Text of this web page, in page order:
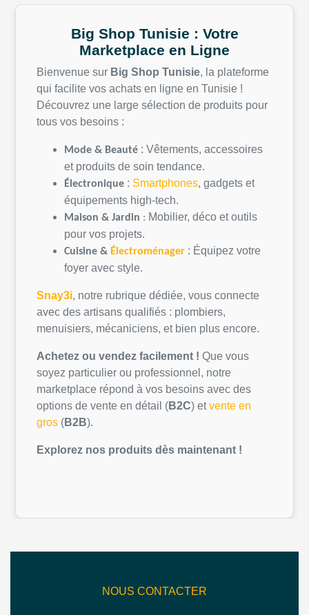
Big Shop Tunisie : Votre
Marketplace en Ligne
Bienvenue sur Big Shop Tunisie, la plateforme
qui facilite vos achats en ligne en Tunisie !
Découvrez une large sélection de produits pour
tous vos besoins :
Mode & Beauté : Vêtements, accessoires
et produits de soin tendance.
Électronique : Smartphones, gadgets et
équipements high-tech.
Maison & Jardin : Mobilier, déco etoutils
pour vos projets.
Cuisine & Électroménager : Équipez votre
foyer avec style.
Snay3i, notre rubrique dédiée, vous connecte
avec des artisans qualifiés : plombiers,
menuisiers, mécaniciens, et bien plus encore.
Achetez ou vendez facilement ! Que vous
soyez particulier ou professionnel , notre
marketplace répond à vos besoins avec des
options de vente en détail (B2C) etvente en
gros (B2B).
Explorez nos produits dès maintenant !
NOUS CONTACTER